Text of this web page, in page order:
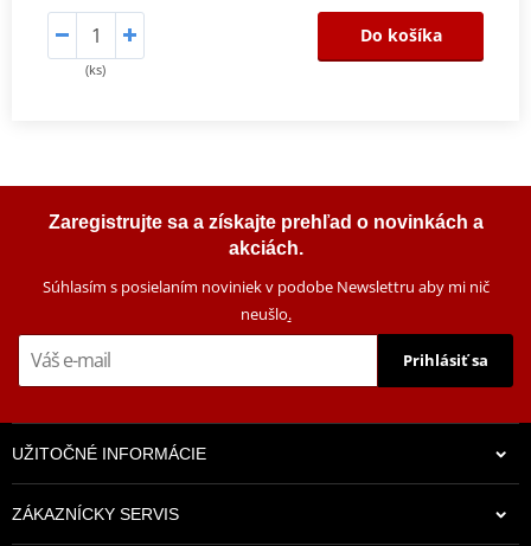
(ks)
Do košíka
Zaregistrujte sa a získajte prehľad o novinkách a
akciách.
Súhlasím s posielaním noviniek v podobe Newslettru aby mi nič
neušlo.
Prihlásiť sa
UŽITOČNÉ INFORMÁCIE
ZÁKAZNÍCKY SERVIS